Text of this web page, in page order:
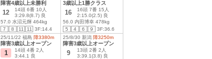
障害4歳以上未勝利
12
14頭 6番 10人
3:29.8(8.7) 良
57.0 水沼元輝 464kg
7
8 11 11 3F:14.4
3歳以上1勝クラス
16
16頭 7番 15人
2:15.0(2.5) 良
56.0 内田博幸 478kg
5
4 6 9 3F:36.6
25/11/22 福島 障3380m
障害3歳以上オープン
1
14頭 4番 2人
3:44.1 良
25/8/30 新潟 障3250m
障害3歳以上オープン
9
13頭 2番 2人
3:39.1(3.8) 良